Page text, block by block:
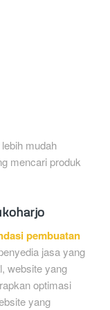
mudah
mencari produk
pembuatan
jasa yang
website yang
optimasi
yang